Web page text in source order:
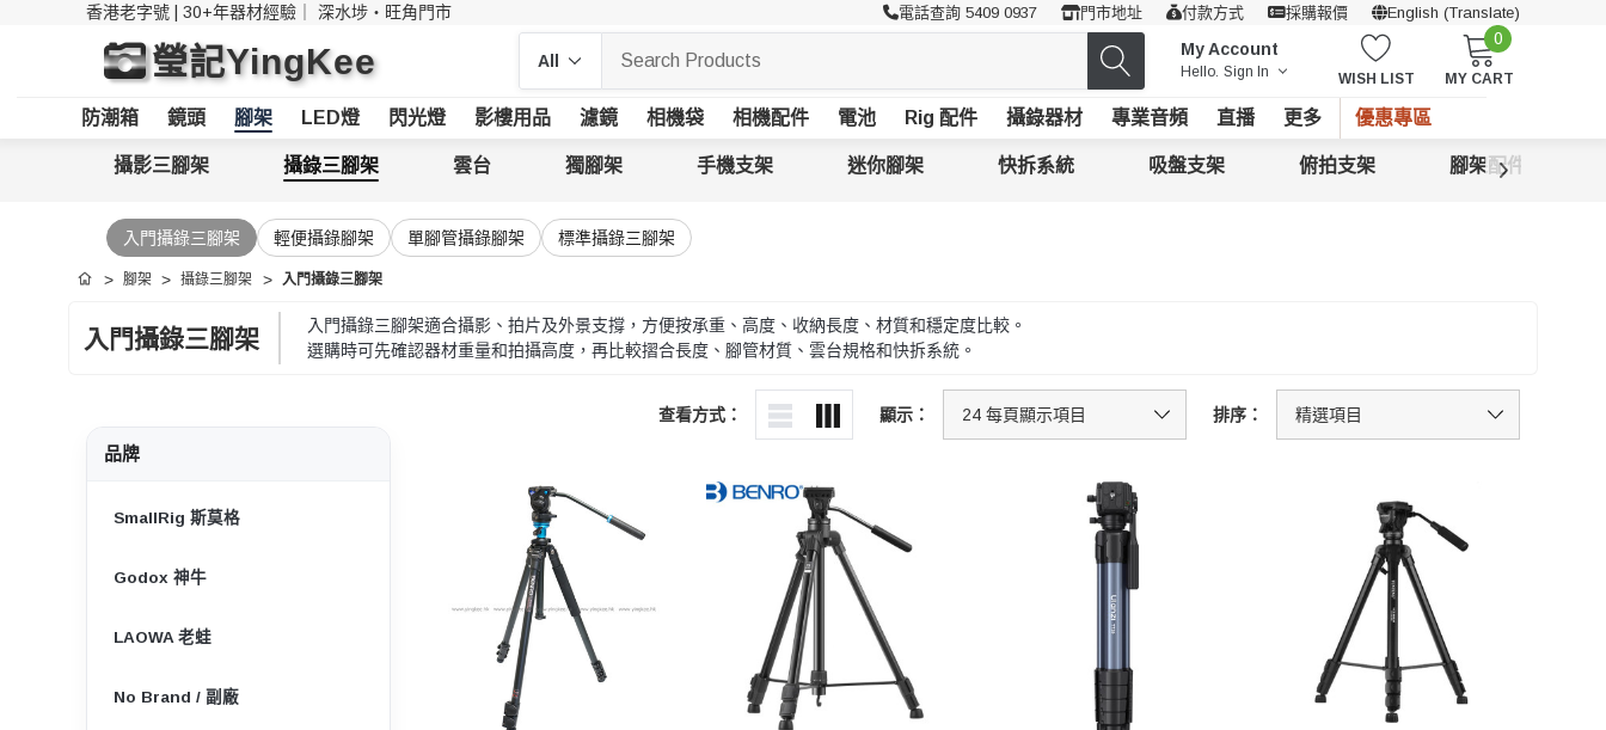
香港老字號 | 30+年器材經驗｜ 深水埗・旺角門市 電話查詢 5409 0937 門市地址 付款方式 採購報價 English (Translate)
瑩記YingKee My Account
Hello. Sign In WISH LIST
0
MY CART
防潮箱 鏡頭 腳架 LED燈 閃光燈 影樓用品 濾鏡 相機袋 相機配件 電池 Rig 配件 攝錄器材 專業音頻 直播 更多 優惠專區
攝影三腳架 攝錄三腳架 雲台 獨腳架 手機支架 迷你腳架 快拆系統 吸盤支架 俯拍支架 腳架配件
入門攝錄三腳架 輕便攝錄腳架 單腳管攝錄腳架 標準攝錄三腳架
首頁 腳架 攝錄三腳架 入門攝錄三腳架
入門攝錄三腳架
入門攝錄三腳架適合攝影、拍片及外景支撐，方便按承重、高度、收納長度、材質和穩定度比較。
選購時可先確認器材重量和拍攝高度，再比較摺合長度、腳管材質、雲台規格和快拆系統。
查看方式： 顯示： 排序：
品牌
SmallRig 斯莫格
Godox 神牛
LAOWA 老蛙
No Brand / 副廠